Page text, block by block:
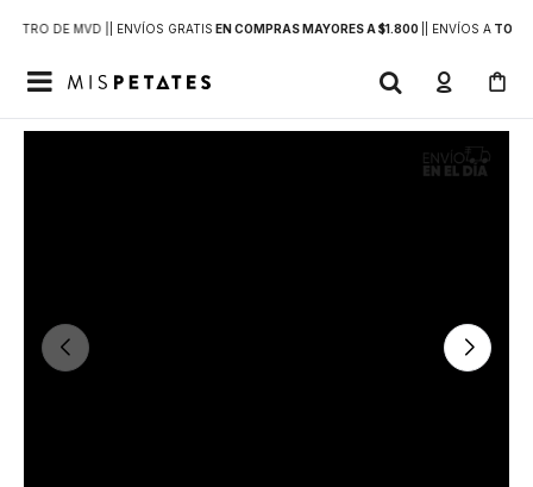
DE MVD | | ENVÍOS GRATIS EN COMPRAS MAYORES A $1.800 | ENVÍOS ATODO
